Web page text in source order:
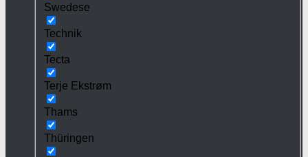
Swedese
Technik
Tecta
Terje Ekstrøm
Thams
Thüringen